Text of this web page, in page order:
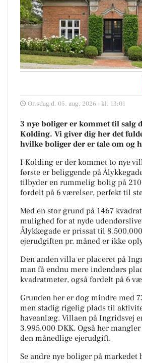
Onsdag d. 05. aug. 2026 - kl. 13:01
3 nye boliger er kommet til salg
Kolding. Vi giver dig her det
hvilke boliger der er tale om og
I Kolding er der kommet to nye
første er beliggende på
tilbyder en rummelig bolig på
fordelt på 6 værelser, perfekt til
Med en stor grund på 1467
mulighed for at nyde
Ålykkegade er prissat til
ejerudgiften pr. måned er ikke
Den anden villa er placeret på
man få endnu mere indendørs
kvadratmeter, også fordelt på 6
Grunden her er dog mindre med
men stadig rigelig plads til
haveanlæg. Villaen på Ingridsvej
3.995.000 DKK. Også her
den månedlige ejerudgift.
Se andre nye boliger på markedet